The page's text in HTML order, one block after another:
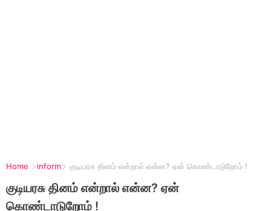
Home inform குடியரசு தினம் என்றால் என்ன? ஏன் கொண்டாடுறோம் !
குடியரசு தினம் என்றால் என்ன? ஏன்
கொண்டாடுறோம் !